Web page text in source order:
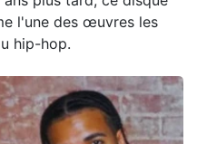
l'une des œuvres les
hip-hop.